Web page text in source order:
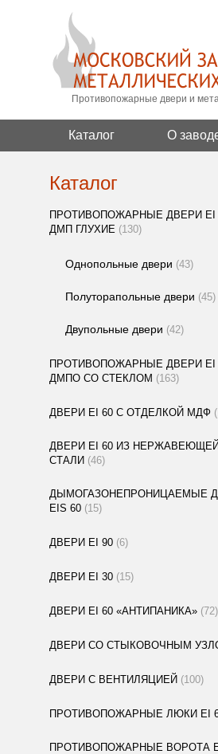
Противопожарные двери и
Каталог О
Каталог
ПРОТИВОПОЖАРНЫЕ ДВЕРИ EI
ДМП ГЛУХИЕ (130)
Однопольные двери (43)
Полуторапольные двери (45)
Двупольные двери (42)
ПРОТИВОПОЖАРНЫЕ ДВЕРИ EI
ДМПО СО СТЕКЛОМ (163)
ДВЕРИ EI 60 С ОТДЕЛКОЙ МДФ
ДВЕРИ EI 60 ИЗ НЕРЖАВЕЮЩЕЙ
СТАЛИ (46)
ДЫМОГАЗОНЕПРОНИЦАЕМЫЕ
EIS 60 (15)
ДВЕРИ EI 90 (6)
ДВЕРИ EI 30 (15)
ДВЕРИ EI 60 «АНТИПАНИКА» (72)
ДВЕРИ СО СТЫКОВОЧНЫМ
ДВЕРИ С ВЕНТИЛЯЦИЕЙ (100)
ПРОТИВОПОЖАРНЫЕ ЛЮКИ EI
ПРОТИВОПОЖАРНЫЕ ВОРОТА